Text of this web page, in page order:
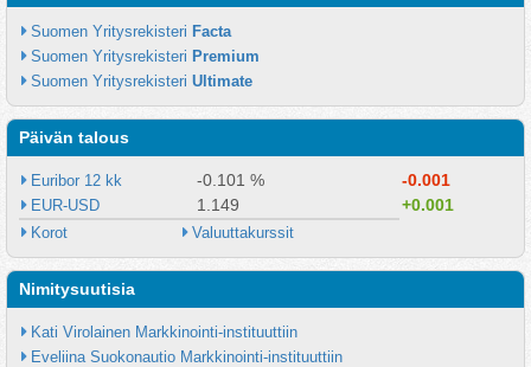
Suomen Yritysrekisteri Facta
Suomen Yritysrekisteri Premium
Suomen Yritysrekisteri Ultimate
Päivän talous
Euribor 12 kk -0.101 % -0.001
EUR-USD 1.149 +0.001
Korot Valuuttakurssit
Nimitysuutisia
Kati Virolainen Markkinointi-instituuttiin
Eveliina Suokonautio Markkinointi-instituuttiin